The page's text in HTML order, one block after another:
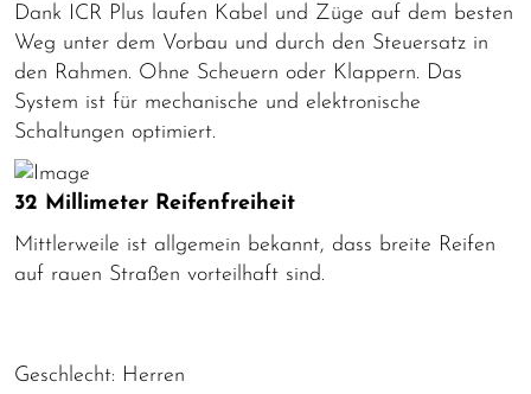
Dank ICR Plus laufen Kabel und Züge auf dem besten
Weg unter dem Vorbau und durch den Steuersatz in
den Rahmen. Ohne Scheuern oder Klappern. Das
System ist für mechanische und elektronische
Schaltungen optimiert.
32 Millimeter Reifenfreiheit
Mittlerweile ist allgemein bekannt, dass breite Reifen
auf rauen Straßen vorteilhaft sind.
Geschlecht: Herren